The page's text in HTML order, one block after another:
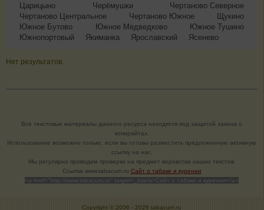
Царицыно
Черёмушки
Чертаново Северное
Чертаново Центральное
Чертаново Южное
Щукино
Южное Бутово
Южное Медведково
Южное Тушино
Южнопортовый
Якиманка Ярославский Ясенево
Нет результатов.
Все текстовые материалы данного ресурса находятся под защитой закона о
копирайтах.
Использование возможно только, если вы готовы разместить предложенную активную
ссылку на нас.
Мы регулярно проводим проверки на предмет воровства наших текстов.
Cсылка www.tabacum.ru Сайт о табаке и курении
<a href="http://www.tabacum.ru" target=_blank>Сайт о табаке и курении</a>
Copyright © 2006 - 2026 tabacum.ru